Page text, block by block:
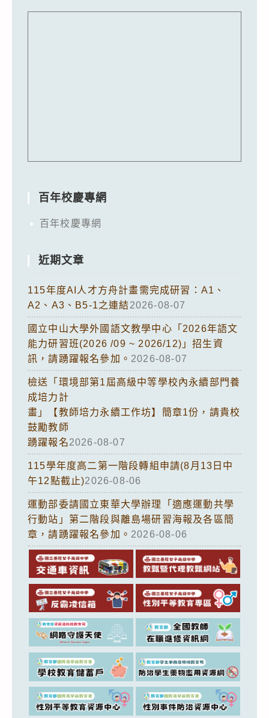
百年校慶專網
百年校慶專網
近期文章
115年度AI人才方舟計畫需完成研習：A1、
A2、A3、B5-1之連結2026-08-07
國立中山大學外國語文教學中心「2026年語文
能力研習班(2026 /09 ~ 2026/12)」招生資
訊，請踴躍報名參加。 2026-08-07
檢送「環境部第1屆高級中等學校內永續部門養
成培力計
畫」【教師培力永續工作坊】簡章1份，請貴校
鼓勵教師
踴躍報名2026-08-07
115學年度高二第一階段轉組申請(8月13日中
午12點截止)2026-08-06
運動部委請國立東華大學辦理「適應運動共學
行動站」第二階段與離島場研習海報及各區簡
章，請踴躍報名參加。 2026-08-06